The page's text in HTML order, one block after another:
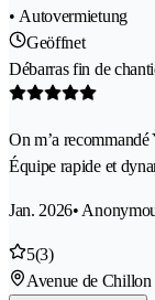
• Autovermietung
Geöffnet
Débarras fin de
On m’a
Équipe rapide et
Jan. 2026•
5(3)
Avenue de Chillon